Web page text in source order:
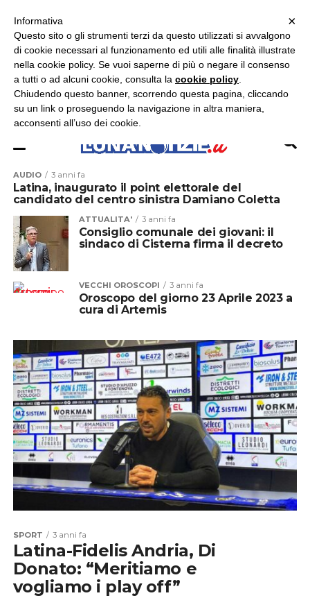
ASCOLTA RADIO LUNA
AUDIO 3 anni fa
Latina, inaugurato il point elettorale del
candidato del centro sinistra Damiano Coletta
ATTUALITA' 3 anni fa
Consiglio comunale dei giovani: il
sindaco di Cisterna firma il decreto
VECCHI OROSCOPI 3 anni fa
Oroscopo del giorno 23 Aprile 2023 a
cura di Artemis
SPORT 3 anni fa
Latina-Fidelis Andria, Di
Donato: “Meritiamo e
vogliamo i play off”
×
×
Informativa
Questo sito o gli strumenti terzi da questo utilizzati si avvalgono
di cookie necessari al funzionamento ed utili alle finalità illustrate
nella cookie policy. Se vuoi saperne di più o negare il consenso
a tutti o ad alcuni cookie, consulta la cookie policy
Chiudendo questo banner, scorrendo questa pagina, cliccando
su un link o proseguendo la navigazione in altra maniera,
acconsenti all’uso dei cookie.